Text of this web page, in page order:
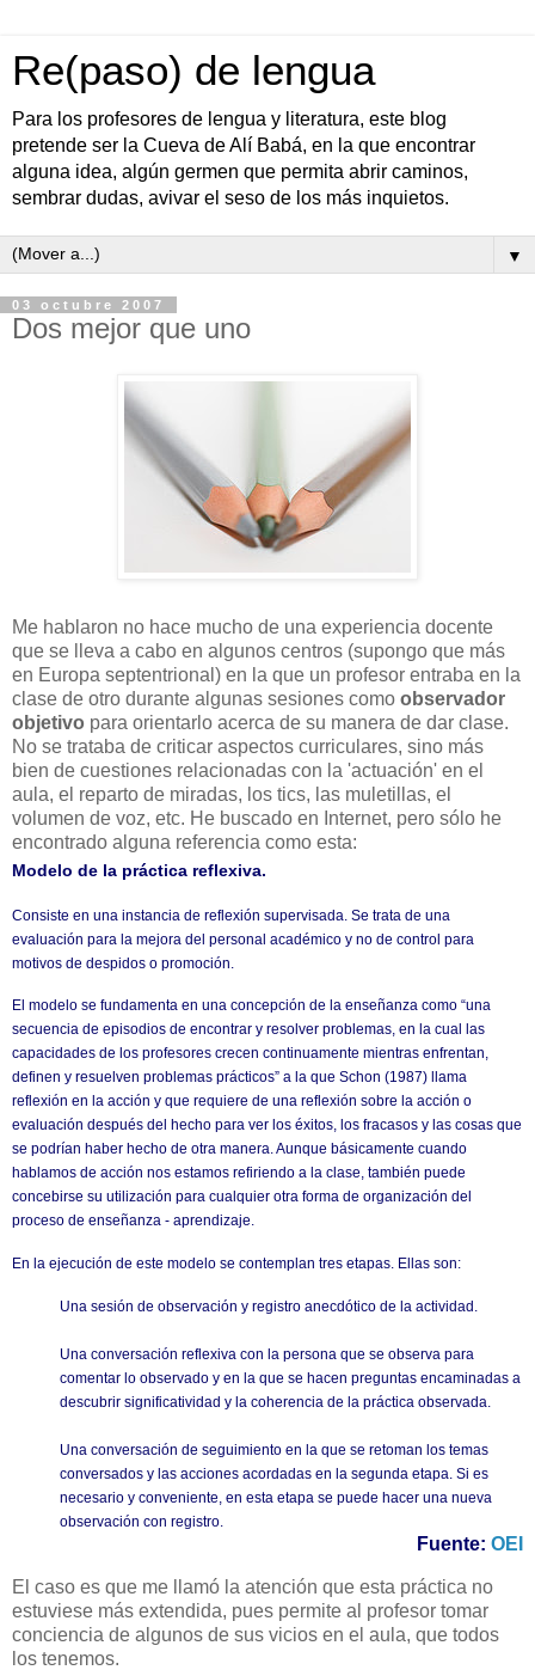
Re(paso) de lengua
Para los profesores de lengua y literatura, este blog
pretende ser la Cueva de Alí Babá, en la que encontrar
alguna idea, algún germen que permita abrir caminos,
sembrar dudas, avivar el seso de los más inquietos.
▼
03 octubre 2007
Dos mejor que uno
Me hablaron no hace mucho de una experiencia docente
que se lleva a cabo en algunos centros (supongo que más
en Europa septentrional) en la que un profesor entraba en la
clase de otro durante algunas sesiones como observador
objetivo para orientarlo acerca de su manera de dar clase.
No se trataba de criticar aspectos curriculares, sino más
bien de cuestiones relacionadas con la 'actuación' en el
aula, el reparto de miradas, los tics, las muletillas, el
volumen de voz, etc. He buscado en Internet, pero sólo he
encontrado alguna referencia como esta:
Modelo de la práctica reflexiva.
Consiste en una instancia de reflexión supervisada. Se trata de una
evaluación para la mejora del personal académico y no de control para
motivos de despidos o promoción.
El modelo se fundamenta en una concepción de la enseñanza como “una
secuencia de episodios de encontrar y resolver problemas, en la cual las
capacidades de los profesores crecen continuamente mientras enfrentan,
definen y resuelven problemas prácticos” a la que Schon (1987) llama
reflexión en la acción y que requiere de una reflexión sobre la acción o
evaluación después del hecho para ver los éxitos, los fracasos y las cosas que
se podrían haber hecho de otra manera. Aunque básicamente cuando
hablamos de acción nos estamos refiriendo a la clase, también puede
concebirse su utilización para cualquier otra forma de organización del
proceso de enseñanza - aprendizaje.
En la ejecución de este modelo se contemplan tres etapas. Ellas son:
Una sesión de observación y registro anecdótico de la actividad.
Una conversación reflexiva con la persona que se observa para
comentar lo observado y en la que se hacen preguntas encaminadas a
descubrir significatividad y la coherencia de la práctica observada.
Una conversación de seguimiento en la que se retoman los temas
conversados y las acciones acordadas en la segunda etapa. Si es
necesario y conveniente, en esta etapa se puede hacer una nueva
observación con registro.
Fuente: OEI
El caso es que me llamó la atención que esta práctica no
estuviese más extendida, pues permite al profesor tomar
conciencia de algunos de sus vicios en el aula, que todos
los tenemos.